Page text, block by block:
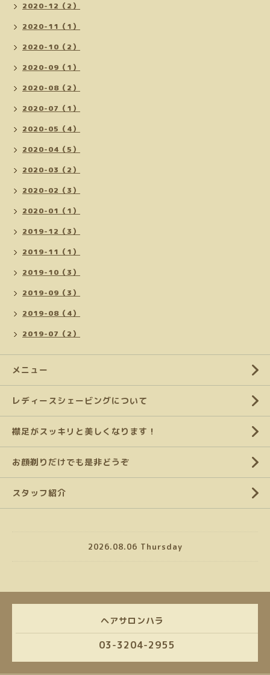
2020-12（2）
2020-11（1）
2020-10（2）
2020-09（1）
2020-08（2）
2020-07（1）
2020-05（4）
2020-04（5）
2020-03（2）
2020-02（3）
2020-01（1）
2019-12（3）
2019-11（1）
2019-10（3）
2019-09（3）
2019-08（4）
2019-07（2）
メニュー
レディースシェービングについて
襟足がスッキリと美しくなります！
お顔剃りだけでも是非どうぞ
スタッフ紹介
2026.08.06 Thursday
ヘアサロンハラ
03-3204-2955